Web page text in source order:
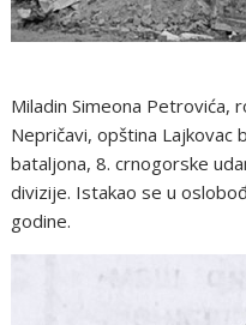
Miladin Simeona Petrovića,
Nepričavi, opština Lajkovac
bataljona, 8. crnogorske
divizije. Istakao se u
godine.